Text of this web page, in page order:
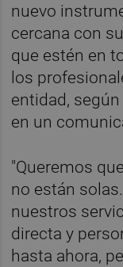
nuevo
cercana con
que estén en
los
entidad,
en un
"Queremos
no están
nuestros
directa y
hasta ahora,